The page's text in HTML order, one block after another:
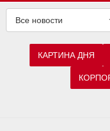
Все новости
КАРТИНА ДНЯ